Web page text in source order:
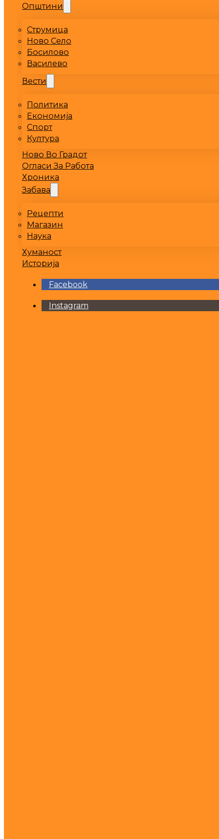
Општини
Струмица
Ново Село
Босилово
Василево
Вести
Политика
Економија
Спорт
Култура
Ново Во Градот
Огласи За Работа
Хроника
Забава
Рецепти
Магазин
Наука
Хуманост
Историја
Facebook
Instagram